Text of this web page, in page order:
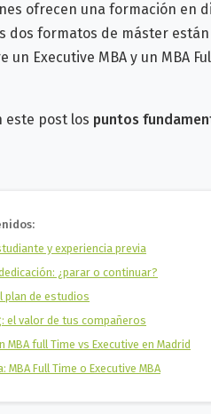
ofrecen una formación en
dos formatos de máster
un Executive MBA y un MBA
este post los puntos
y experiencia previa
¿parar o continuar?
plan de estudios
el valor de tus compañeros
MBA full Time vs Executive en Madrid
MBA Full Time o Executive MBA